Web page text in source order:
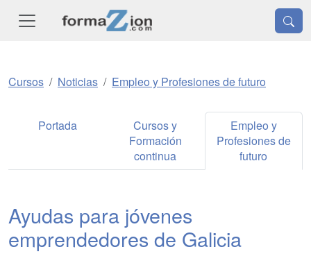
Cursos Noticias Empleo y Profesiones de futuro
Portada
Cursos y
Formación
continua
Empleo y
Profesiones de
futuro
Ayudas para jóvenes
emprendedores de Galicia